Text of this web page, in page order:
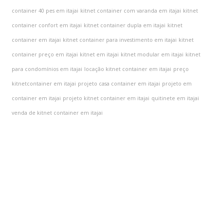
container 40 pes em itajai kitnet container com varanda em itajai kitnet
container confort em itajai kitnet container dupla em itajai kitnet
container em itajai kitnet container para investimento em itajai kitnet
container preço em itajai kitnet em itajai kitnet modular em itajai kitnet
para condomínios em itajai locação kitnet container em itajai preço
kitnetcontainer em itajai projeto casa container em itajai projeto em
container em itajai projeto kitnet container em itajai quitinete em itajai
venda de kitnet container em itajai